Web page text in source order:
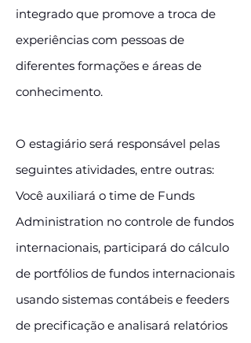
integrado que promove a troca de
experiências com pessoas de
diferentes formações e áreas de
conhecimento.
O estagiário será responsável pelas
seguintes atividades, entre outras:
Você auxiliará o time de Funds
Administration no controle de fundos
internacionais, participará do cálculo
de portfólios de fundos internacionais
usando sistemas contábeis e feeders
de precificação e analisará relatórios